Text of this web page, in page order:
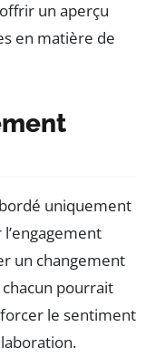
un aperçu
en matière de
uniquement
un changement
pourrait
le sentiment